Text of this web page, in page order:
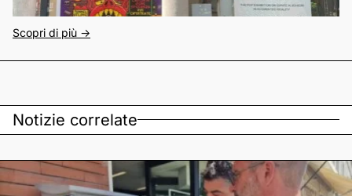
Scopri di più ->
Notizie correlate